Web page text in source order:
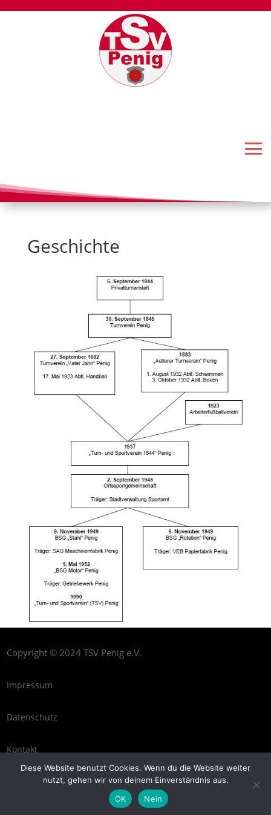
Geschichte
Copyright © 2024 TSV Penig e.V.
Impressum
Datenschutz
Kontakt
Diese Website benutzt Cookies. Wenn du die Website weiter
nutzt, gehen wir von deinem Einverständnis aus.
OK
Nein